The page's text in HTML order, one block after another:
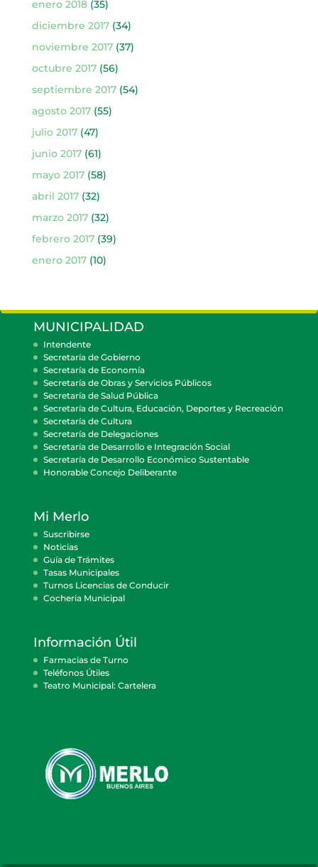
enero 2018(35)
diciembre 2017(34)
noviembre 2017(37)
octubre 2017(56)
septiembre 2017(54)
agosto 2017(55)
julio 2017(47)
junio 2017(61)
mayo 2017(58)
abril 2017(32)
marzo 2017(32)
febrero 2017(39)
enero 2017(10)
MUNICIPALIDAD
Intendente
Secretaría de Gobierno
Secretaría de Economía
Secretaría de Obras y Servicios Públicos
Secretaría de Salud Pública
Secretaría de Cultura, Educación, Deportes y Recreación
Secretaría de Cultura
Secretaría de Delegaciones
Secretaría de Desarrollo e Integración Social
Secretaría de Desarrollo Económico Sustentable
Honorable Concejo Deliberante
Mi Merlo
Suscribirse
Noticias
Guía de Trámites
Tasas Municipales
Turnos Licencias de Conducir
Cocheria Municipal
Información Útil
Farmacias de Turno
Teléfonos Útiles
Teatro Municipal: Cartelera